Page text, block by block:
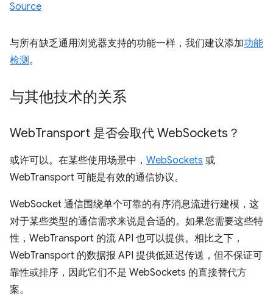
Source
与所有缺乏通用浏览器支持的功能一样，我们建议添加功能
检测。
与其他技术的关系
WebTransport 是否会取代 WebSockets？
或许可以。在某些使用场景中， WebSockets 或
WebTransport 可能是有效的通信协议。
WebSocket 通信围绕单个可靠的有序消息流进行建模，这
对于某些类型的通信需求来说是合适的。如果您需要这些特
性，WebTransport 的流 API 也可以提供。相比之下，
WebTransport 的数据报 API 提供低延迟传送，但不保证可
靠性或排序，因此它们不是 WebSockets 的直接替代方
案。